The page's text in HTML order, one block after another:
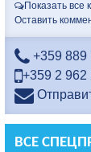
Показать все
Оставить
+359 889
+359 2 962
ВСЕ